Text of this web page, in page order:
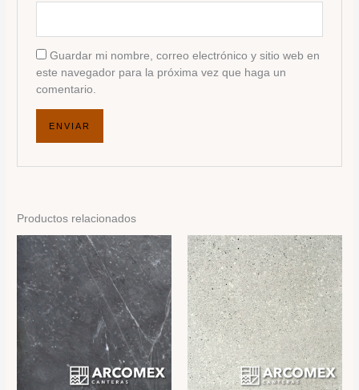
Guardar mi nombre, correo electrónico y sitio web en
este navegador para la próxima vez que haga un
comentario.
Productos relacionados